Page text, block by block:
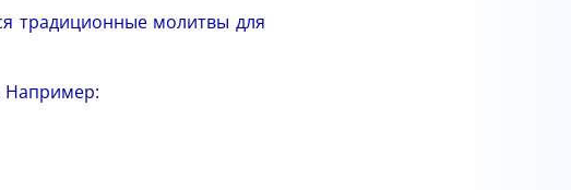
традиционные молитвы для
Например: